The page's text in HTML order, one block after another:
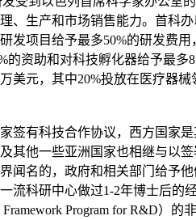
、生产和市场销售能力。首科
发项目给予最多50%的研发费用
的资助和对科技孵化器给予最多
美元，其中20%投放在医疗器械
签有科技合作协议，西方国家
其他一些亚洲国家也相继与以
闻名的，政府和相关部门给予他
流科研中心做过1-2年博士后的
Program for R&D）的